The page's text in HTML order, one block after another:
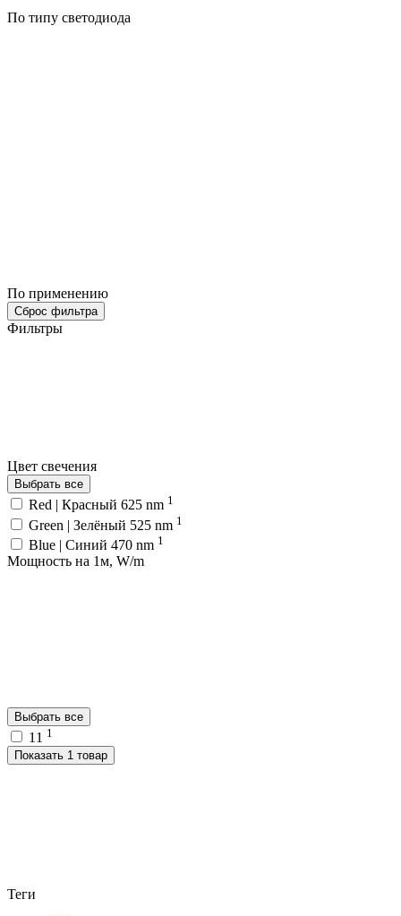
По типу светодиода
По применению
Сброс фильтра
Фильтры
Цвет свечения
Выбрать все
Red | Красный 625 nm 1
Green | Зелёный 525 nm 1
Blue | Синий 470 nm 1
Мощность на 1м, W/m
Выбрать все
11 1
Показать 1 товар
Теги